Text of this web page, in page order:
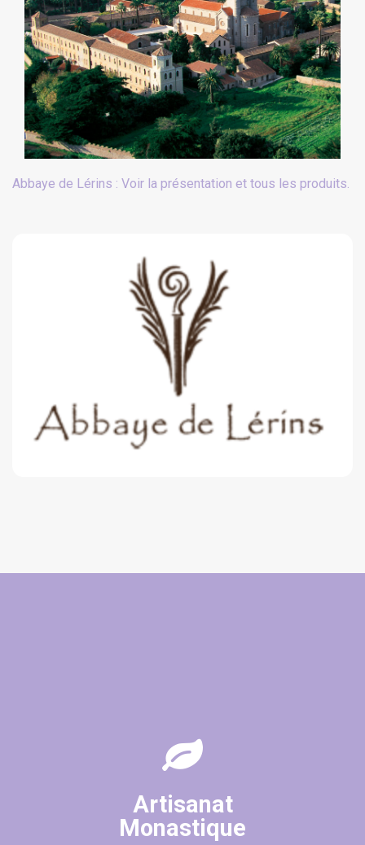
Abbaye de Lérins : Voir la présentation et tous les produits.
Artisanat
Monastique